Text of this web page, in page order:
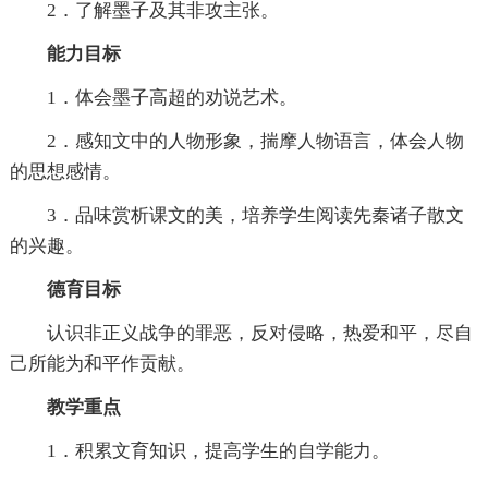
2．了解墨子及其非攻主张。
能力目标
1．体会墨子高超的劝说艺术。
2．感知文中的人物形象，揣摩人物语言，体会人物
的思想感情。
3．品味赏析课文的美，培养学生阅读先秦诸子散文
的兴趣。
德育目标
认识非正义战争的罪恶，反对侵略，热爱和平，尽自
己所能为和平作贡献。
教学重点
1．积累文育知识，提高学生的自学能力。